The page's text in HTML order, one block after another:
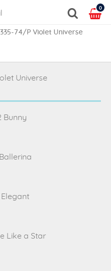
0
335-74/P Violet Universe